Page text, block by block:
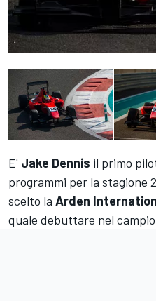
E' Jake Dennis il primo
programmi per la stagione
scelto la Arden
quale debuttare nel